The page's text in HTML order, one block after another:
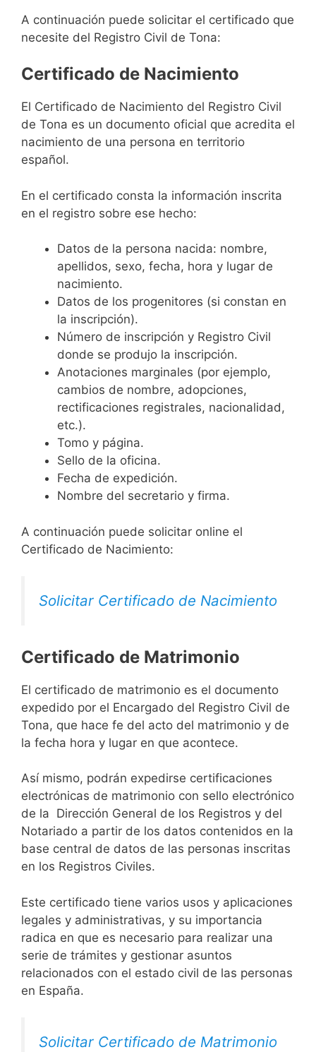
A continuación puede solicitar el certificado que
necesite del Registro Civil de Tona:
Certificado de Nacimiento
El Certificado de Nacimiento del Registro Civil
de Tona es un documento oficial que acredita el
nacimiento de una persona en territorio
español.
En el certificado consta la información inscrita
en el registro sobre ese hecho:
Datos de la persona nacida: nombre,
apellidos, sexo, fecha, hora y lugar de
nacimiento.
Datos de los progenitores (si constan en
la inscripción).
Número de inscripción y Registro Civil
donde se produjo la inscripción.
Anotaciones marginales (por ejemplo,
cambios de nombre, adopciones,
rectificaciones registrales, nacionalidad,
etc.).
Tomo y página.
Sello de la oficina.
Fecha de expedición.
Nombre del secretario y firma.
A continuación puede solicitar online el
Certificado de Nacimiento:
Solicitar Certificado de Nacimiento
Certificado de Matrimonio
El certificado de matrimonio es el documento
expedido por el Encargado del Registro Civil de
Tona, que hace fe del acto del matrimonio y de
la fecha hora y lugar en que acontece.
Así mismo, podrán expedirse certificaciones
electrónicas de matrimonio con sello electrónico
de la Dirección General de los Registros y del
Notariado a partir de los datos contenidos en la
base central de datos de las personas inscritas
en los Registros Civiles.
Este certificado tiene varios usos y aplicaciones
legales y administrativas, y su importancia
radica en que es necesario para realizar una
serie de trámites y gestionar asuntos
relacionados con el estado civil de las personas
en España.
Solicitar Certificado de Matrimonio